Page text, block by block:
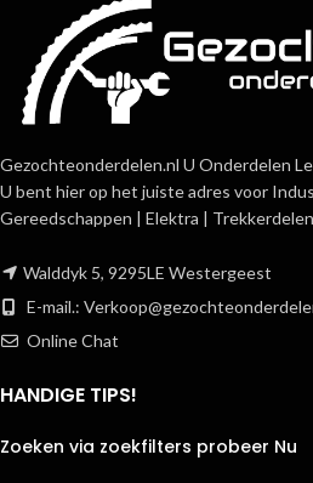
Gezochteonderdelen.nl U Onderdelen
U bent hier op het juiste adres voor
Gereedschappen | Elektra |
Walddyk 5, 9295LE Westergeest
E-mail.:
Online Chat
HANDIGE TIPS!
Zoeken via zoekfilters probeer Nu